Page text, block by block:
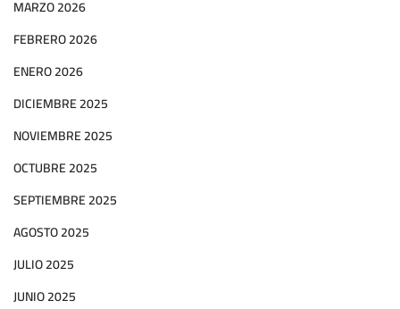
MARZO 2026
FEBRERO 2026
ENERO 2026
DICIEMBRE 2025
NOVIEMBRE 2025
OCTUBRE 2025
SEPTIEMBRE 2025
AGOSTO 2025
JULIO 2025
JUNIO 2025